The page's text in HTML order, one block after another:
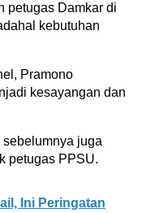
petugas Damkar di
kebutuhan
Pramono
kesayangan dan
juga
petugas PPSU.
Ini Peringatan